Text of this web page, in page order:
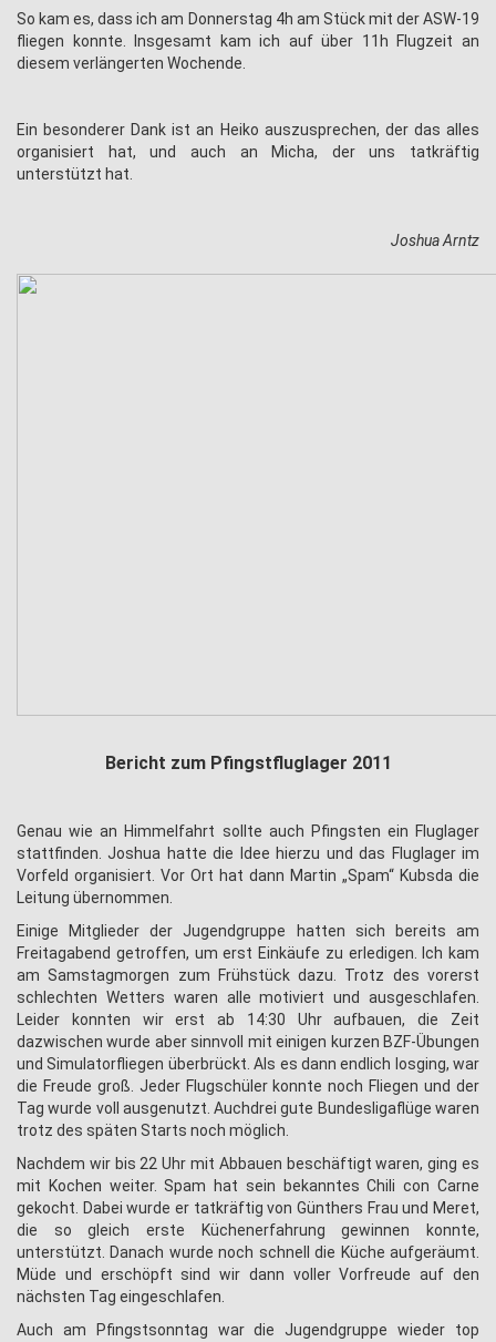
So kam es, dass ich am Donnerstag 4h am Stück mit der ASW-19
fliegen konnte. Insgesamt kam ich auf über 11h Flugzeit an
diesem verlängerten Wochende.
Ein besonderer Dank ist an Heiko auszusprechen, der das alles
organisiert hat, und auch an Micha, der uns tatkräftig
unterstützt hat.
Joshua Arntz
Bericht zum Pfingstfluglager 2011
Genau wie an Himmelfahrt sollte auch Pfingsten ein Fluglager
stattfinden. Joshua hatte die Idee hierzu und das Fluglager im
Vorfeld organisiert. Vor Ort hat dann Martin „Spam“ Kubsda die
Leitung übernommen.
Einige Mitglieder der Jugendgruppe hatten sich bereits am
Freitagabend getroffen, um erst Einkäufe zu erledigen. Ich kam
am Samstagmorgen zum Frühstück dazu. Trotz des vorerst
schlechten Wetters waren alle motiviert und ausgeschlafen.
Leider konnten wir erst ab 14:30 Uhr aufbauen, die Zeit
dazwischen wurde aber sinnvoll mit einigen kurzen BZF-Übungen
und Simulatorfliegen überbrückt. Als es dann endlich losging, war
die Freude groß. Jeder Flugschüler konnte noch Fliegen und der
Tag wurde voll ausgenutzt. Auchdrei gute Bundesligaflüge waren
trotz des späten Starts noch möglich.
Nachdem wir bis 22 Uhr mit Abbauen beschäftigt waren, ging es
mit Kochen weiter. Spam hat sein bekanntes Chili con Carne
gekocht. Dabei wurde er tatkräftig von Günthers Frau und Meret,
die so gleich erste Küchenerfahrung gewinnen konnte,
unterstützt. Danach wurde noch schnell die Küche aufgeräumt.
Müde und erschöpft sind wir dann voller Vorfreude auf den
nächsten Tag eingeschlafen.
Auch am Pfingstsonntag war die Jugendgruppe wieder top